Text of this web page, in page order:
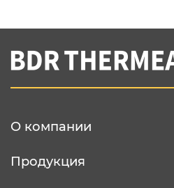
Вы соглашаетесь с нашей
конфеденциальности
О компании
Продукция